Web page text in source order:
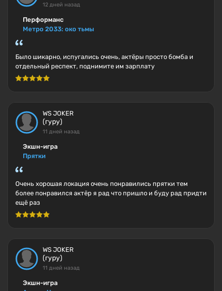
12 дней назад
Перформанс
Метро 2033: око тьмы
Было шикарно, испугались очень, актёры просто бомба и
отдельный респект, поднимите им зарплату
WS JOKER
(гуру)
11 дней назад
Экшн-игра
Прятки
Очень хорошая локация очень понравились прятки тем
более понравился актёр я рад что пришло и буду рад придти
ещё раз
WS JOKER
(гуру)
11 дней назад
Экшн-игра